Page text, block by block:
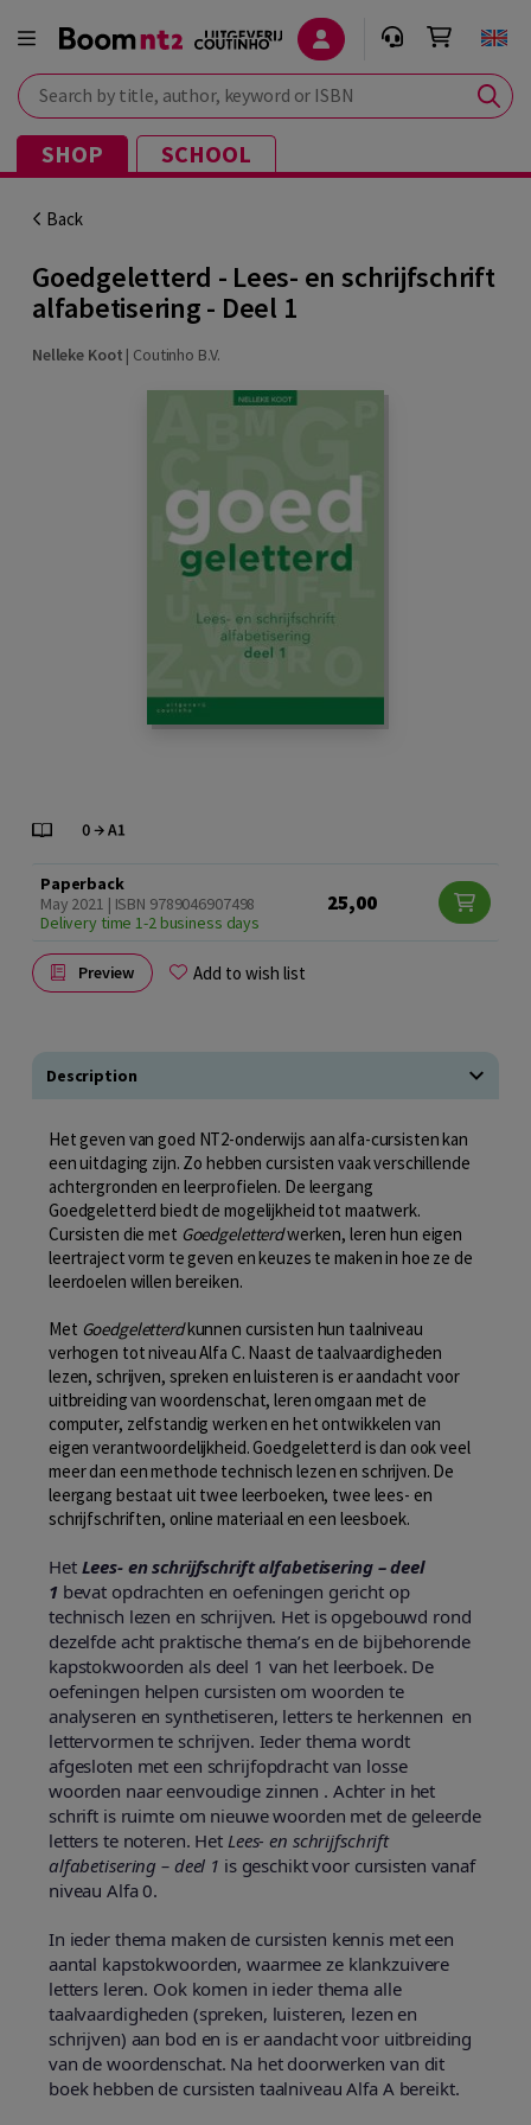
Search by title, author, keyword or ISBN
SHOP SCHOOL
Back
Goedgeletterd - Lees- en schrijfschrift
alfabetisering - Deel 1
Nelleke Koot | Coutinho B.V.
Paperback
May 2021 | ISBN 9789046907498
Delivery time 1-2 business days
25,00
Preview Add to wish list
Description
Het geven van goed NT2-onderwijs aan alfa-cursisten kan
een uitdaging zijn. Zo hebben cursisten vaak verschillende
achtergronden en leerprofielen. De leergang
Goedgeletterd biedt de mogelijkheid tot maatwerk.
Cursisten die met Goedgeletterdwerken, leren hun eigen
leertraject vorm te geven en keuzes te maken in hoe ze de
leerdoelen willen bereiken.
Met Goedgeletterdkunnen cursisten hun taalniveau
verhogen tot niveau Alfa C. Naast de taalvaardigheden
lezen, schrijven, spreken en luisteren is er aandacht voor
uitbreiding van woordenschat, leren omgaan met de
computer, zelfstandig werken en het ontwikkelen van
eigen verantwoordelijkheid. Goedgeletterd is dan ook veel
meer dan een methode technisch lezen en schrijven. De
leergang bestaat uit twee leerboeken, twee lees- en
schrijfschriften, online materiaal en een leesboek.
Het Lees- en schrijfschrift alfabetisering – deel
1 bevat opdrachten en oefeningen gericht op
technisch lezen en schrijven. Het is opgebouwd rond
dezelfde acht praktische thema’s en de bijbehorende
kapstokwoorden als deel 1 van het leerboek. De
oefeningen helpen cursisten om woorden te
analyseren en synthetiseren, letters te herkennen en
lettervormen te schrijven. Ieder thema wordt
afgesloten met een schrijfopdracht van losse
woorden naar eenvoudige zinnen . Achter in het
schrift is ruimte om nieuwe woorden met de geleerde
letters te noteren. Het Lees- en schrijfschrift
alfabetisering – deel 1 is geschikt voor cursisten vanaf
niveau Alfa 0.
In ieder thema maken de cursisten kennis met een
aantal kapstokwoorden, waarmee ze klankzuivere
letters leren. Ook komen in ieder thema alle
taalvaardigheden (spreken, luisteren, lezen en
schrijven) aan bod en is er aandacht voor uitbreiding
van de woordenschat. Na het doorwerken van dit
boek hebben de cursisten taalniveau Alfa A bereikt.